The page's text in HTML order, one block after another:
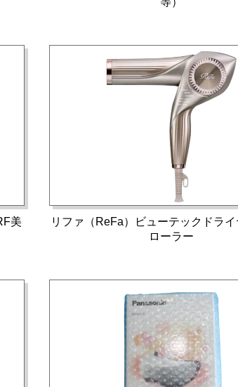
美
リファ（ReFa）ビューテックドラ
ローラー